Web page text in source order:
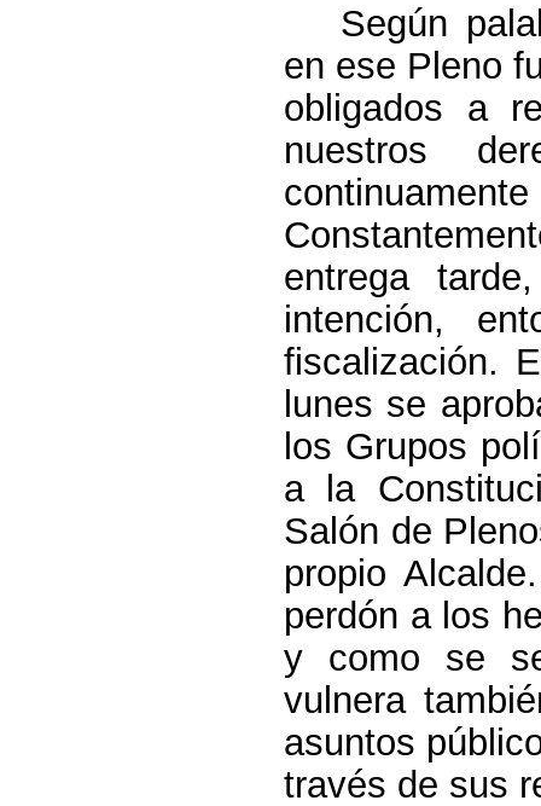
Según
en ese Pleno
obligados a
nuestros
entrega
intención,
fiscalización.
lunes se
los Grupos
a la
Salón de
propio
perdón a los
y como se
vulnera
asuntos
través de sus